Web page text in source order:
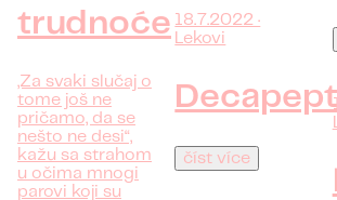
trudnoće
„Za svaki slučaj o
tome još ne
pričamo, da se
nešto ne desi“,
kažu sa strahom
u očima mnogi
parovi koji su
18.7.2022 ·
Lekovi
číst více